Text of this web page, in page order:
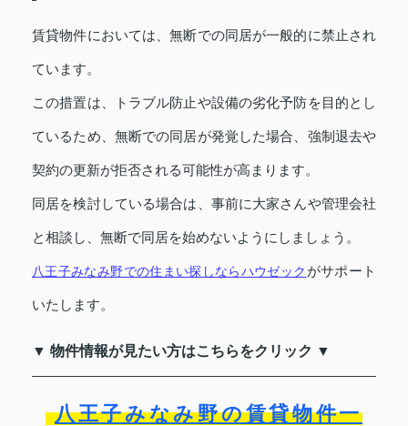
賃貸物件においては、無断での同居が一般的に禁止され
ています。
この措置は、トラブル防止や設備の劣化予防を目的とし
ているため、無断での同居が発覚した場合、強制退去や
契約の更新が拒否される可能性が高まります。
同居を検討している場合は、事前に大家さんや管理会社
と相談し、無断で同居を始めないようにしましょう。
八王子みなみ野での住まい探しならハウゼック がサポート
いたします。
▼ 物件情報が見たい方はこちらをクリック ▼
八王子みなみ野の賃貸物件一